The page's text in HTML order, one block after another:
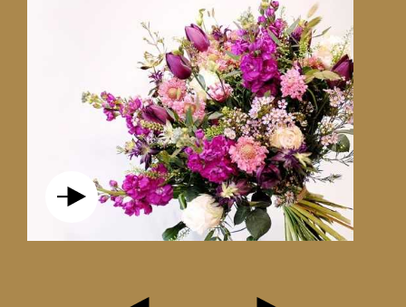
LE CHARME